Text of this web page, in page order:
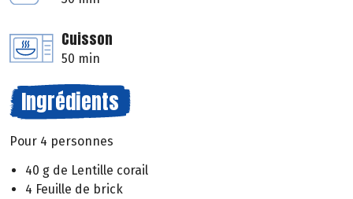
Cuisson
50 min
Ingrédients
Pour 4 personnes
40 g de Lentille corail
4 Feuille de brick